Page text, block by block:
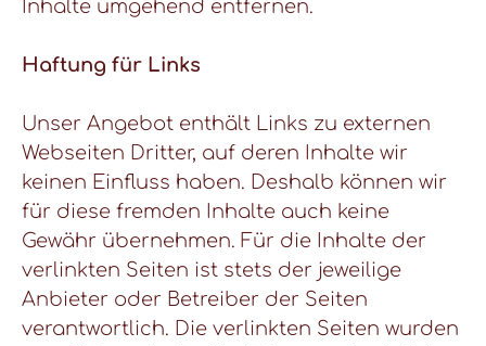
Inhalte umgehend entfernen.
Haftung für Links
Unser Angebot enthält Links zu externen
Webseiten Dritter, auf deren Inhalte wir
keinen Einfluss haben. Deshalb können wir
für diese fremden Inhalte auch keine
Gewähr übernehmen. Für die Inhalte der
verlinkten Seiten ist stets der jeweilige
Anbieter oder Betreiber der Seiten
verantwortlich. Die verlinkten Seiten wurden